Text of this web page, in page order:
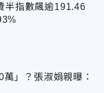
半指數飆逾191.46
」？張淑娟親曝：